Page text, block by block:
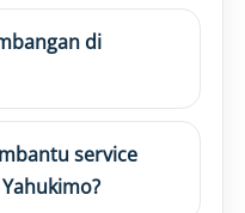
di
service